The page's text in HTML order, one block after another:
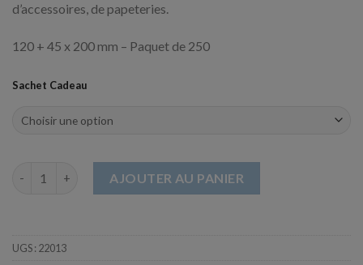
d’accessoires, de papeteries.
120 + 45 x 200 mm – Paquet de 250
Sachet Cadeau
AJOUTER AU PANIER
UGS : 22013